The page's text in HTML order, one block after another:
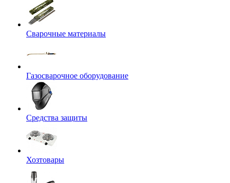
Сварочные материалы
Газосварочное оборудование
Средства защиты
Хозтовары